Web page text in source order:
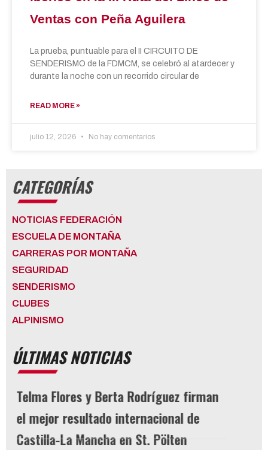
Ventas con Peña Aguilera
La prueba, puntuable para el II CIRCUITO DE
SENDERISMO de la FDMCM, se celebró al atardecer y
durante la noche con un recorrido circular de
READ MORE »
julio 12, 2026 No hay comentarios
CATEGORÍAS
NOTICIAS FEDERACIÓN
ESCUELA DE MONTAÑA
CARRERAS POR MONTAÑA
SEGURIDAD
SENDERISMO
CLUBES
ALPINISMO
ÚLTIMAS NOTICIAS
Telma Flores y Berta Rodríguez firman
el mejor resultado internacional de
Castilla-La Mancha en St. Pölten